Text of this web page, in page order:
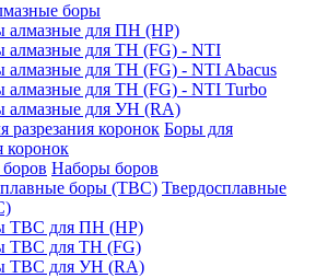
боры
алмазные для ПН (HP)
алмазные для ТН (FG) - NTI
алмазные для ТН (FG) - NTI Abacus
алмазные для ТН (FG) - NTI Turbo
алмазные для УН (RA)
Боры для
коронок
Наборы боров
Твердосплавные
ТВС для ПН (HP)
ТВС для ТН (FG)
ТВС для УН (RA)